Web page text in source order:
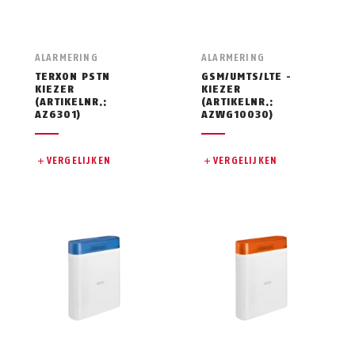
ALARMERING
TERXON PSTN
KIEZER
(ARTIKELNR.:
AZ6301)
VERGELIJKEN
ALARMERING
GSM/UMTS/LTE -
KIEZER
(ARTIKELNR.:
AZWG10030)
VERGELIJKEN